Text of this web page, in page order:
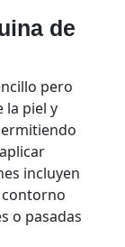
de
pero
la piel y
incluyen
contorno
o pasadas